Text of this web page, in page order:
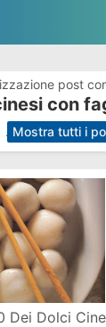
post
con
. Mostra tutti i
Dei Dolci